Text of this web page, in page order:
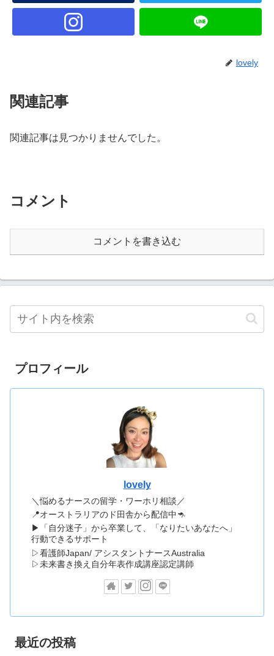
lovely
関連記事
関連記事は見つかりませんでした。
コメント
コメントを書き込む
プロフィール
lovely
＼悩めるナースの留学・ワーホリ相談／
📍オーストラリアのド田舎から配信中🦘
▶「自分迷子」から卒業して、「なりたいあなたへ」
行動できるサポート
▷看護師Japan/ アシスタントナースAustralia
▷未来書き換え自分年表作成講座認定講師
最近の投稿